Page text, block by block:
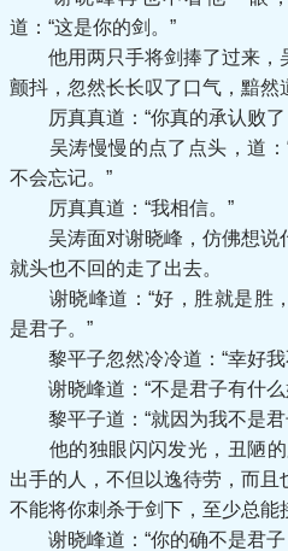
道：“这是你的剑。”
他用两只手将剑捧了过来，
颤抖，忽然长长叹了口气，黯然
厉真真道：“你真的承认败了
吴涛慢慢的点了点头，道：
不会忘记。”
厉真真道：“我相信。”
吴涛面对谢晓峰，仿佛想说
就头也不回的走了出去。
谢晓峰道：“好，胜就是胜
是君子。”
黎平子忽然冷冷道：“幸好我
谢晓峰道：“不是君子有什么
黎平子道：“就因为我不是君
他的独眼闪闪发光，丑陋的
出手的人，不但以逸待劳，而
不能将你刺杀于剑下，至少总能
谢晓峰道：“你的确不是君子